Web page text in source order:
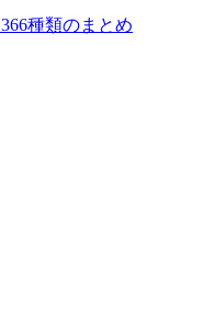
366種類のまとめ